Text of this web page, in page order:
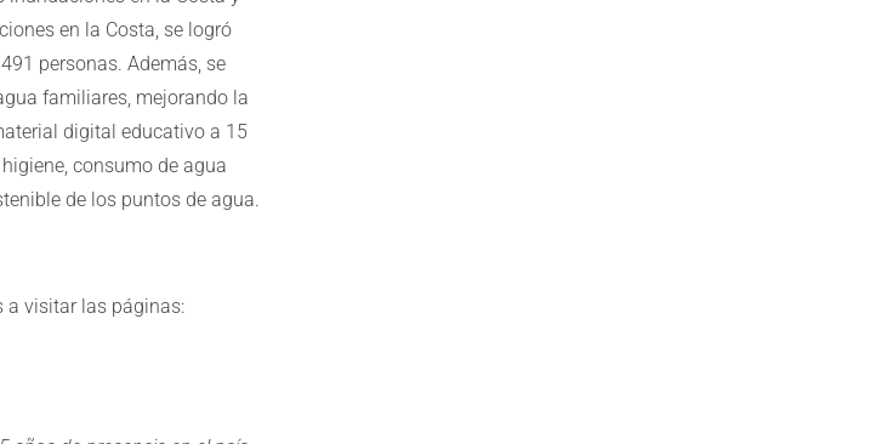
en la Costa, se logró
personas. Además, se
familiares, mejorando la
digital educativo a 15
consumo de agua
de los puntos de agua.
a visitar las páginas: